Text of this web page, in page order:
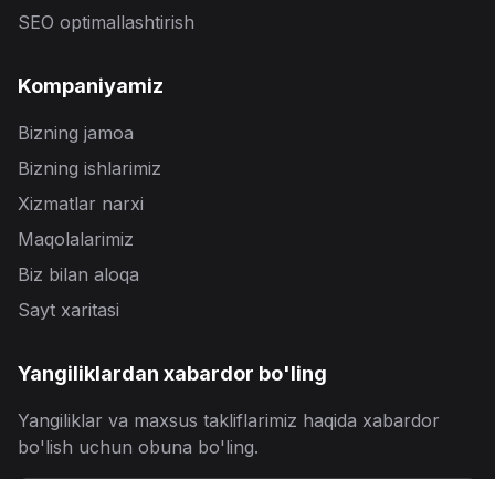
SEO optimallashtirish
Kompaniyamiz
Bizning jamoa
Bizning ishlarimiz
Xizmatlar narxi
Maqolalarimiz
Biz bilan aloqa
Sayt xaritasi
Yangiliklardan xabardor bo'ling
Yangiliklar va maxsus takliflarimiz haqida xabardor
bo'lish uchun obuna bo'ling.